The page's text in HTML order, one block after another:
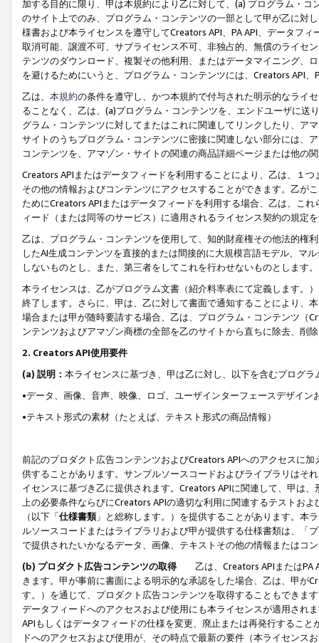
加する目的に限り、甲は本規約により乙に対して、(a) プログラム・
のサイト上でのみ、プログラム・コンテンツの一部として甲が乙に対
様書および本ライセンスを遵守してCreators API、PA API、データフ
取消可能、譲渡不可、サブライセンス不可、非独占的、無償のライセ
テンツのダウンロード、複製その他利用、またはデータマイニング、
を避けるためにいうと、プログラム・コンテンツには、Creators API
乙は、 本規約の条件を遵守し、かつ本規約で付与された明示的なライ
ることなく、乙は、(a)プログラム・コンテンツを、エンドユーザに
グラム・コンテンツに対してまたはこれに関連してリンクしたり、ア
サイトのうちプログラム・コンテンツに密接に関連しない部分には、
コンテンツを、アマゾン・サイトの関連の商品詳細ページまたは他の
Creators APIまたはデータフィードを利用することにより、乙は、１
その他の情報およびコンテンツにアクセスすることができます。乙が
ためにCreators APIまたはデータフィードを利用する場合、乙は、こ
ィード（または同等のサービス）に適用されるライセンス契約の規定
乙は、プログラム・コンテンツを使用して、知的財産権その他法的権
したAI生成コンテンツを直接的または間接的に大規模言語モデル、マ
しないものとし、また、第三者をしてこれを行わせないものとします。
本ライセンスは、乙がプログラム文書（紹介料率表にて定義します。
終了します。さらに、甲は、乙に対して書面で通知することにより、
場合または甲が随時要請する場合、乙は、プログラム・コンテンツ（
ンテンツおよびアマゾン商標の全部を乙のサイトから直ちに除去、削
2. Creators API使用要件
(a) 説明： 本ライセンスに基づき、甲は乙に対し、以下を含むプログ
•データ、画像、音声、映像、ロゴ、ユーザインターフェースデザイ
•テキスト形式の素材（たとえば、テキスト形式の商品情報）
前記のプロダクト広告コンテンツおよびCreators APIへのアクセスに
供することがあります。サンプルソースコードおよびライブラリはそ
イセンスに基づき乙に提供されます。Creators APIに関連して、甲は
上の必要条件ならびにCreators APIの適切な利用に関連するテストお
（以下「仕様書類」と総称します。）を提供することがあります。本
ルソースコードまたはライブラリおよび甲が提供する仕様書類は、「
で提供されたいかなるデータ、画像、テキストその他の情報またはコ
(b) プロダクト広告コンテンツの取得
乙は、Creators APIまたはPA
きます。甲が事前に書面による明示的な承認をした場合、乙は、甲が
す。）を通じて、プロダクト広告コンテンツを取得することもできま
データフィードへのアクセスおよび使用にも本ライセンスが適用され
APIもしくはデータフィードの仕様を変更、廃止または再発行するこ
ドへのアクセスおよび使用が、その時点で最新の要件（本ライセン